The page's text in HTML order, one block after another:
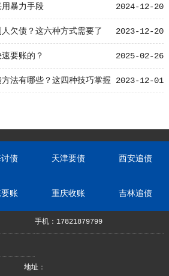
2024-12-20
暴力手段
2023-12-20
欠债？这六种方式需要了
2025-02-26
要账的？
2023-12-01
法有哪些？这四种技巧掌握
债 天津要债 西安追债
账 重庆收账 吉林追债
手机：17821879799
地址：